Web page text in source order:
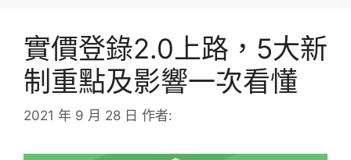
實價登錄2.0上路，5大新
制重點及影響一次看懂
2021 年 9 月 28 日 作者: